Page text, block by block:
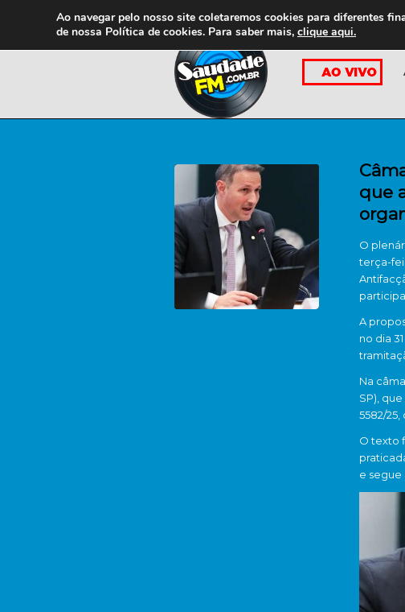
que
O
terça-
A
no dia
Na
SP),
5582/
O texto
e segue
Ao navegar pelo nosso site coletaremos cookies para diferentes
de nossa Política de cookies. Para saber mais, clique aqui.